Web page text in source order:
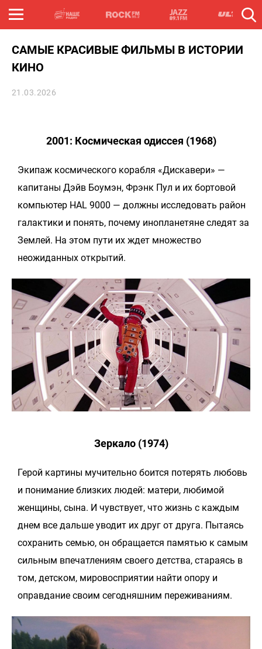
САМЫЕ КРАСИВЫЕ ФИЛЬМЫ В ИСТОРИИ
КИНО
21.03.2026
2001: Космическая одиссея (1968)
Экипаж космического корабля «Дискавери» —
капитаны Дэйв Боумэн, Фрэнк Пул и их бортовой
компьютер HAL 9000 — должны исследовать район
галактики и понять, почему инопланетяне следят за
Землей. На этом пути их ждет множество
неожиданных открытий.
Зеркало (1974)
Герой картины мучительно боится потерять любовь
и понимание близких людей: матери, любимой
женщины, сына. И чувствует, что жизнь с каждым
днем все дальше уводит их друг от друга. Пытаясь
сохранить семью, он обращается памятью к самым
сильным впечатлениям своего детства, стараясь в
том, детском, мировосприятии найти опору и
оправдание своим сегодняшним переживаниям.